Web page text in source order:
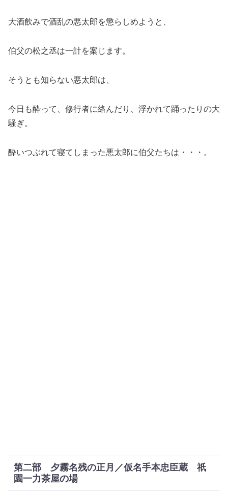
大酒飲みで酒乱の悪太郎を懲らしめようと、
伯父の松之丞は一計を案じます。
そうとも知らない悪太郎は、
今日も酔って、修行者に絡んだり、浮かれて踊ったりの大
騒ぎ。
酔いつぶれて寝てしまった悪太郎に伯父たちは・・・。
第二部 夕霧名残の正月／仮名手本忠臣蔵 祇
園一力茶屋の場